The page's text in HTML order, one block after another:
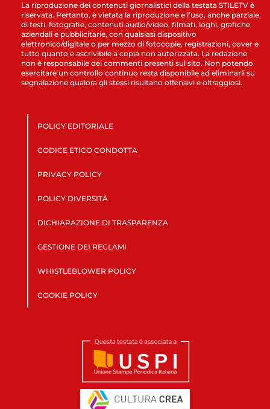
La riproduzione dei contenuti giornalistici della testata STILETV è
riservata. Pertanto, è vietata la riproduzione e l’uso, anche parziale,
di testi, fotografie, contenuti audio/video, filmati, loghi, grafiche
aziendali e pubblicitarie, con qualsiasi dispositivo
elettronico/digitale o per mezzo di fotocopie, registrazioni, cover e
tutto quanto è ascrivibile a copia non autorizzata. La redazione
non è responsabile dei commenti presenti sul sito. Non potendo
esercitare un controllo continuo resta disponibile ad eliminarli su
segnalazione qualora gli stessi risultano offensivi e oltraggiosi.
POLICY EDITORIALE
CODICE ETICO CONDOTTA
PRIVACY POLICY
POLICY DIVERSITÀ
DICHIARAZIONE DI TRASPARENZA
GESTIONE DEI RECLAMI
WHISTLEBLOWER POLICY
COOKIE POLICY